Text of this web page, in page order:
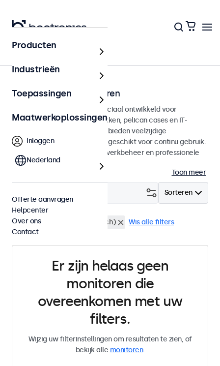
Home
Rack montage monitoren
Rack montage monitoren speciaal ontwikkeld voor
integratie in 19-inch serverrekken, pelican cases en IT-
omgevingen. Deze monitoren bieden veelzijdige
aansluitmogelijkheden en zijn geschikt voor continu gebruik.
Ideaal voor datacenters, netwerkbeheer en professionele
toepassingen. Lees meer.
Toon meer
Sorteren
USB-C Rackmontage (19 inch) Wis alle filters
Er zijn helaas geen
monitoren die
overeenkomen met uw
filters.
Wijzig uw filterinstellingen om resultaten te zien, of
bekijk alle monitoren.
Producten
Industrieën
Toepassingen
Maatwerkoplossingen
Inloggen
Nederland
Offerte aanvragen
Helpcenter
Over ons
Contact